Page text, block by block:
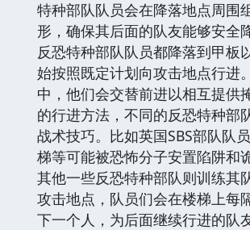
特种部队队员会在降落地点周围
形，确保其后面的队友能够安全
反恐特种部队队员都降落到甲板
始按照既定计划向攻击地点行进
中，他们会交替前进以相互提供
的行进方法，不同的反恐特种部
战术技巧。比如英国SBS部队队
梯等可能被恐怖分子安置陷阱和
其他一些反恐特种部队则训练其
攻击地点，队员们会在楼梯上每
下一个人，为后面继续行进的队